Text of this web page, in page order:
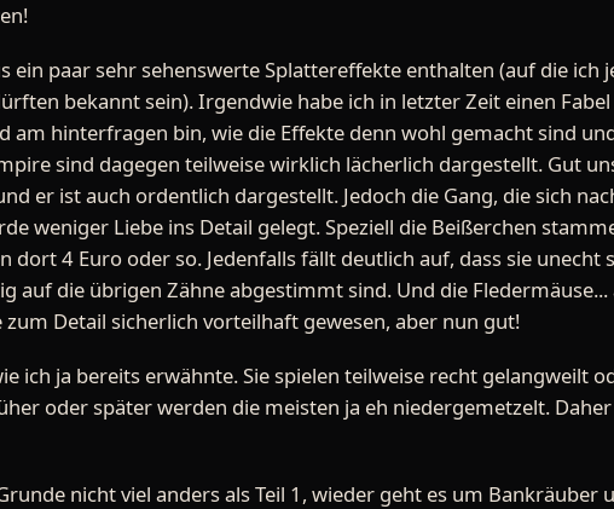
ein paar sehr sehenswerte Splattereffekte enthalten (auf die ich
bekannt sein). Irgendwie habe ich in letzter Zeit einen
am hinterfragen bin, wie die Effekte denn wohl gemacht sind
sind dagegen teilweise wirklich lächerlich dargestellt. Gut
er ist auch ordentlich dargestellt. Jedoch die Gang, die sich
weniger Liebe ins Detail gelegt. Speziell die Beißerchen
dort 4 Euro oder so. Jedenfalls fällt deutlich auf, dass sie unecht
auf die übrigen Zähne abgestimmt sind. Und die Fledermäuse...
Detail sicherlich vorteilhaft gewesen, aber nun gut!
ich ja bereits erwähnte. Sie spielen teilweise recht gelangweilt
oder später werden die meisten ja eh niedergemetzelt.
nicht viel anders als Teil 1, wieder geht es um Bankräuber